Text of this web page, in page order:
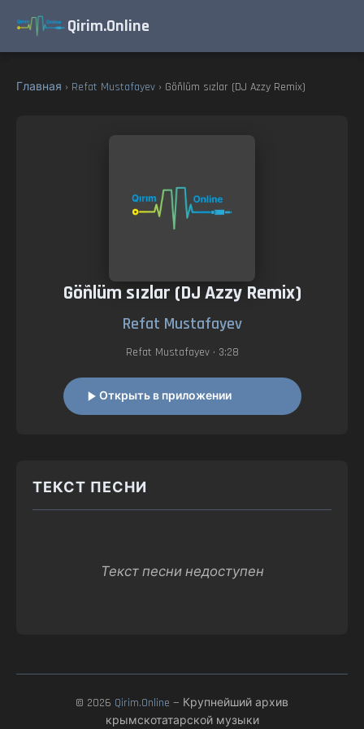
Qirim.Online
Главная › Refat Mustafayev › Göñlüm sızlar (DJ Azzy Remix)
Göñlüm sızlar (DJ Azzy Remix)
Refat Mustafayev
Refat Mustafayev• 3:28
Открыть в приложении
ТЕКСТ ПЕСНИ
Текст песни недоступен
© 2026 Qirim.Online — Крупнейший архив
крымскотатарской музыки